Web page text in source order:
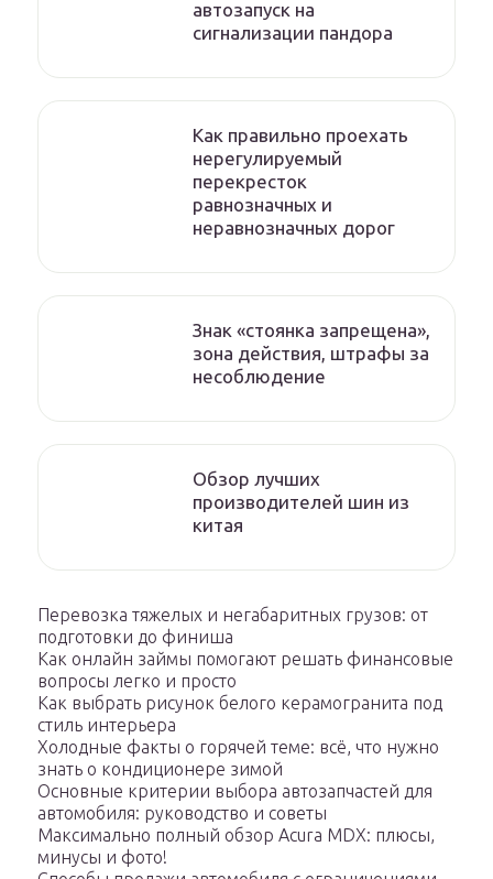
автозапуск на
сигнализации пандора
Как правильно проехать
нерегулируемый
перекресток
равнозначных и
неравнозначных дорог
Знак «стоянка запрещена»,
зона действия, штрафы за
несоблюдение
Обзор лучших
производителей шин из
китая
Перевозка тяжелых и негабаритных грузов: от
подготовки до финиша
Как онлайн займы помогают решать финансовые
вопросы легко и просто
Как выбрать рисунок белого керамогранита под
стиль интерьера
Холодные факты о горячей теме: всё, что нужно
знать о кондиционере зимой
Основные критерии выбора автозапчастей для
автомобиля: руководство и советы
Максимально полный обзор Acura MDX: плюсы,
минусы и фото!